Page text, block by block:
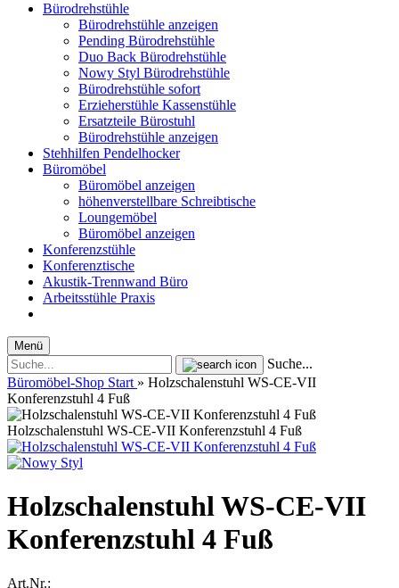
Bürodrehstühle
Bürodrehstühle anzeigen
Pending Bürodrehstühle
Duo Back Bürodrehstühle
Nowy Styl Bürodrehstühle
Bürodrehstühle sofort
Erzieherstühle Kassenstühle
Ersatzteile Bürostuhl
Bürodrehstühle anzeigen
Stehhilfen Pendelhocker
Büromöbel
Büromöbel anzeigen
höhenverstellbare Schreibtische
Loungemöbel
Büromöbel anzeigen
Konferenzstühle
Konferenztische
Akustik-Trennwand Büro
Arbeitsstühle Praxis
Menü
Suche...
Büromöbel-Shop Start » Holzschalenstuhl WS-CE-VII
Konferenzstuhl 4 Fuß
Holzschalenstuhl WS-CE-VII Konferenzstuhl 4 Fuß
Holzschalenstuhl WS-CE-VII
Konferenzstuhl 4 Fuß
Art.Nr.: